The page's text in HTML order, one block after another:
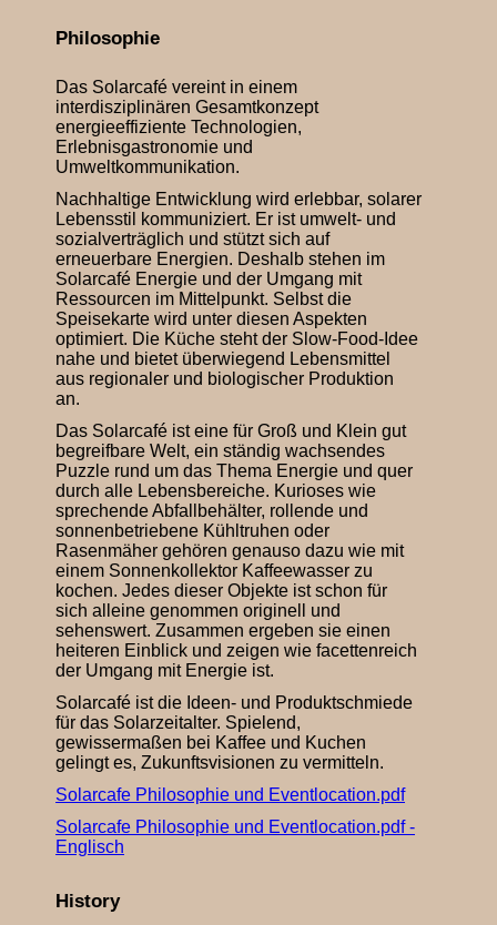
Philosophie
Das Solarcafé vereint in einem
interdisziplinären Gesamtkonzept
energieeffiziente Technologien,
Erlebnisgastronomie und
Umweltkommunikation.
Nachhaltige Entwicklung wird erlebbar, solarer
Lebensstil kommuniziert. Er ist umwelt- und
sozialverträglich und stützt sich auf
erneuerbare Energien. Deshalb stehen im
Solarcafé Energie und der Umgang mit
Ressourcen im Mittelpunkt. Selbst die
Speisekarte wird unter diesen Aspekten
optimiert. Die Küche steht der Slow-Food-Idee
nahe und bietet überwiegend Lebensmittel
aus regionaler und biologischer Produktion
an.
Das Solarcafé ist eine für Groß und Klein gut
begreifbare Welt, ein ständig wachsendes
Puzzle rund um das Thema Energie und quer
durch alle Lebensbereiche. Kurioses wie
sprechende Abfallbehälter, rollende und
sonnenbetriebene Kühltruhen oder
Rasenmäher gehören genauso dazu wie mit
einem Sonnenkollektor Kaffeewasser zu
kochen. Jedes dieser Objekte ist schon für
sich alleine genommen originell und
sehenswert. Zusammen ergeben sie einen
heiteren Einblick und zeigen wie facettenreich
der Umgang mit Energie ist.
Solarcafé ist die Ideen- und Produktschmiede
für das Solarzeitalter. Spielend,
gewissermaßen bei Kaffee und Kuchen
gelingt es, Zukunftsvisionen zu vermitteln.
Solarcafe Philosophie und Eventlocation.pdf
Solarcafe Philosophie und Eventlocation.pdf -
Englisch
History